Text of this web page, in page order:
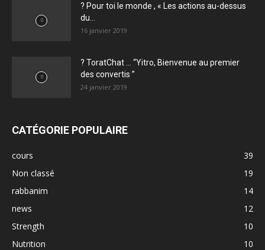
? Pour toi le monde , « Les actions au-dessus
du...
16 janvier 2019
? ToratChat … “Yitro, Bienvenue au premier
des convertis ”
24 janvier 2019
CATÉGORIE POPULAIRE
cours
39
Non classé
19
rabbanim
14
news
12
Strength
10
Nutrition
10